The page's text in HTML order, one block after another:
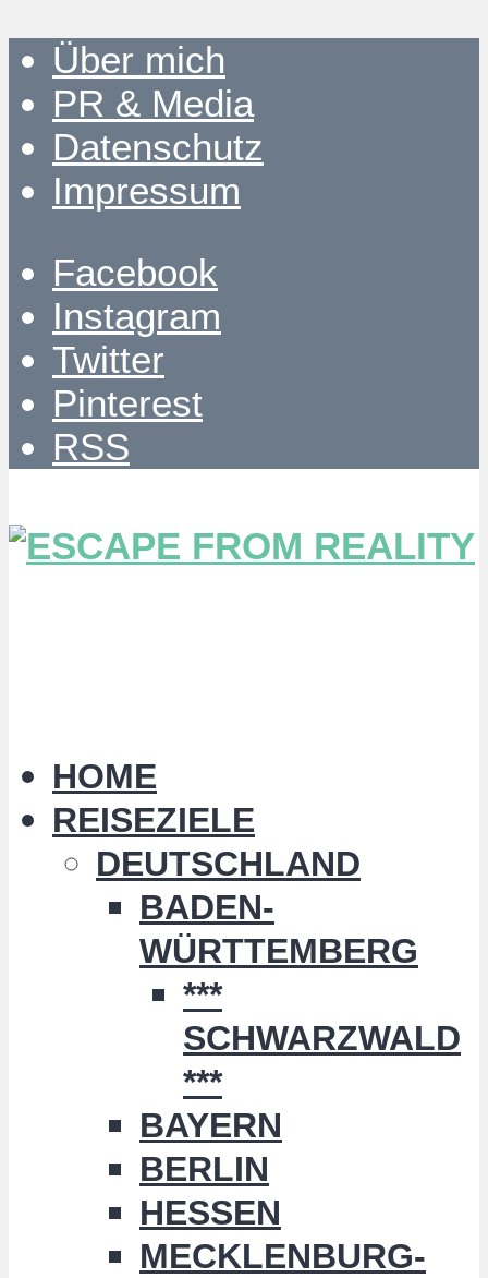
Über mich
PR & Media
Datenschutz
Impressum
Facebook
Instagram
Twitter
Pinterest
RSS
HOME
REISEZIELE
DEUTSCHLAND
BADEN-
WÜRTTEMBERG
***
SCHWARZWALD
***
BAYERN
BERLIN
HESSEN
MECKLENBURG-